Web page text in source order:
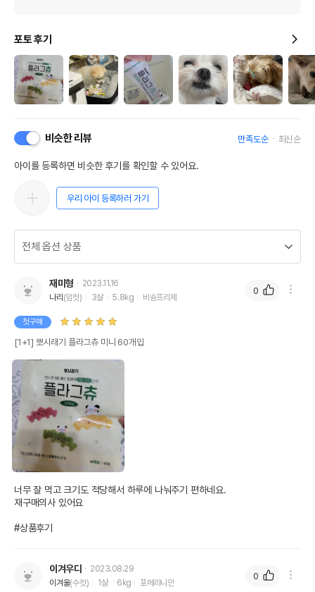
포토 후기
비슷한 리뷰 만족도순 최신순
아이를 등록하면 비슷한 후기를 확인할 수 있어요.
우리 아이 등록하러 가기
재미형
2023.11.16
나리 (암컷) 3살 5.8kg 비숑프리제
첫구매
[1+1] 뽀시래기 플라그츄 미니 60개입
너무 잘 먹고 크기도 적당해서 하루에 나눠주기 편하네요.
재구매의사 있어요
#상품후기
0
이겨우디
2023.08.29
이겨울(수컷) 1살 6kg 포메라니안
0